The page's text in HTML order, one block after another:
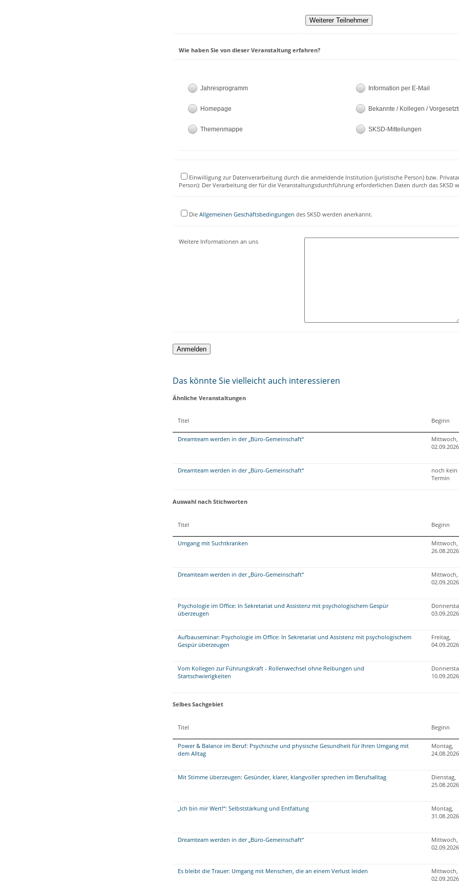
Wie haben Sie von dieser Veranstaltung erfahren?
Jahresprogramm Information per E-Mail
Homepage Bekannte / Kollegen /
Themenmappe SKSD-Mitteilungen
Einwilligung zur Datenverarbeitung durch die anmeldende Institution (juristische Person) bzw.
Person): Der Verarbeitung der für die Veranstaltungsdurchführung erforderlichen Daten durch das SKSD
DieAllgemeinen Geschäftsbedingungen des SKSD werden anerkannt.
Weitere Informationen an uns
Das könnte Sie vielleicht auch interessieren
Ähnliche Veranstaltungen
Titel Beginn
Dreamteam werden in der „Büro-Gemeinschaft“
Mittwoch,
02.09.2026
Dreamteam werden in der „Büro-Gemeinschaft“
noch kein
Termin
Auswahl nach Stichworten
Titel Beginn
Umgang mit Suchtkranken
Mittwoch,
26.08.2026
Dreamteam werden in der „Büro-Gemeinschaft“
Mittwoch,
02.09.2026
Psychologie im Office: In Sekretariat und Assistenz mit psychologischem Gespür
überzeugen
03.09.2026
Aufbauseminar: Psychologie im Office: In Sekretariat und Assistenz mit psychologischem
Gespür überzeugen
Freitag,
04.09.2026
Vom Kollegen zur Führungskraft - Rollenwechsel ohne Reibungen und
Startschwierigkeiten
10.09.2026
Selbes Sachgebiet
Titel Beginn
Power & Balance im Beruf: Psychische und physische Gesundheit für Ihren Umgang mit
dem Alltag
Montag,
24.08.2026
Mit Stimme überzeugen: Gesünder, klarer, klangvoller sprechen im Berufsalltag
Dienstag,
25.08.2026
„Ich bin mir Wert!“: Selbststärkung und Entfaltung
Montag,
31.08.2026
Dreamteam werden in der „Büro-Gemeinschaft“
Mittwoch,
02.09.2026
Es bleibt die Trauer: Umgang mit Menschen, die an einem Verlust leiden
Mittwoch,
02.09.2026